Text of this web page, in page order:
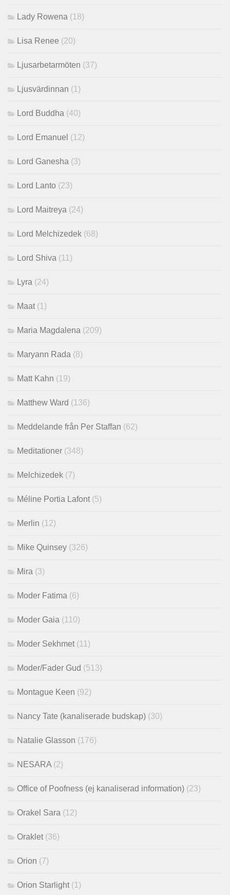
Lady Rowena (18)
Lisa Renee (20)
Ljusarbetarmöten (37)
Ljusvärdinnan (1)
Lord Buddha (40)
Lord Emanuel (12)
Lord Ganesha (3)
Lord Lanto (23)
Lord Maitreya (24)
Lord Melchizedek (68)
Lord Shiva (11)
Lyra (24)
Maat (1)
Maria Magdalena (209)
Maryann Rada (8)
Matt Kahn (19)
Matthew Ward (136)
Meddelande från Per Staffan (62)
Meditationer (348)
Melchizedek (7)
Méline Portia Lafont (5)
Merlin (12)
Mike Quinsey (326)
Mira (3)
Moder Fatima (6)
Moder Gaia (110)
Moder Sekhmet (11)
Moder/Fader Gud (513)
Montague Keen (92)
Nancy Tate (kanaliserade budskap) (30)
Natalie Glasson (176)
NESARA (2)
Office of Poofness (ej kanaliserad information) (23)
Orakel Sara (12)
Oraklet (36)
Orion (7)
Orion Starlight (1)